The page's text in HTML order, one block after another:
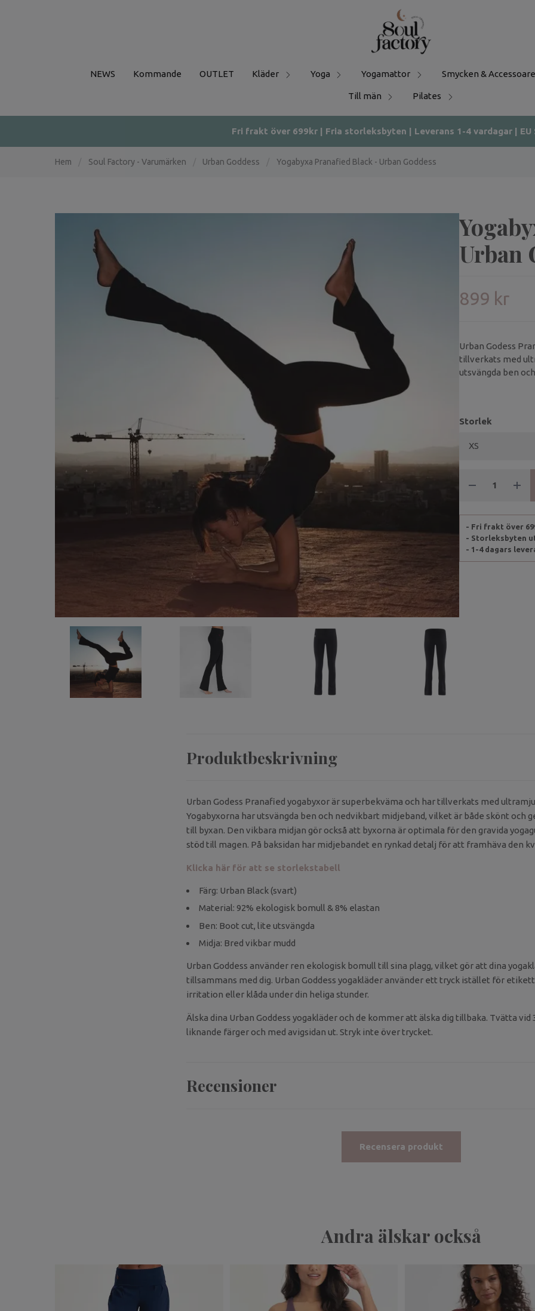
NEWS Kommande OUTLET Kläder Yoga Yogamattor Smycken &
Till män Pilates
Fri frakt över 699kr | Fria storleksbyten | Leverans 1-4 vardagar | EU
Hem Soul Factory - Varumärken Urban Goddess Yogabyxa Pranafied Black - Urban Goddess
Urban
899 kr
Urban Godess
tillverkats med
utsvängda ben
Storlek
- Fri frakt över
- Storleksbyten
- 1-4 dagars
Produktbeskrivning
Urban Godess Pranafied yogabyxor är superbekväma och har tillverkats med
Yogabyxorna har utsvängda ben och nedvikbart midjeband, vilket är både skönt och
till byxan. Den vikbara midjan gör också att byxorna är optimala för den gravida
stöd till magen. På baksidan har midjebandet en rynkad detalj för att framhäva den
Klicka här för att se storlekstabell
Färg: Urban Black (svart)
Material: 92% ekologisk bomull & 8% elastan
Ben: Boot cut, lite utsvängda
Midja: Bred vikbar mudd
Urban Goddess använder ren ekologisk bomull till sina plagg, vilket gör att dina
tillsammans med dig. Urban Goddess yogakläder använder ett tryck istället för
irritation eller klåda under din heliga stunder.
Älska dina Urban Goddess yogakläder och de kommer att älska dig tillbaka. Tvätta vid
liknande färger och med avigsidan ut. Stryk inte över trycket.
Recensioner
Recensera produkt
Andra älskar också